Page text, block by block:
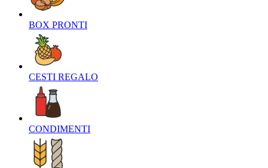
BOX PRONTI‎
CESTI REGALO‎
CONDIMENTI‎